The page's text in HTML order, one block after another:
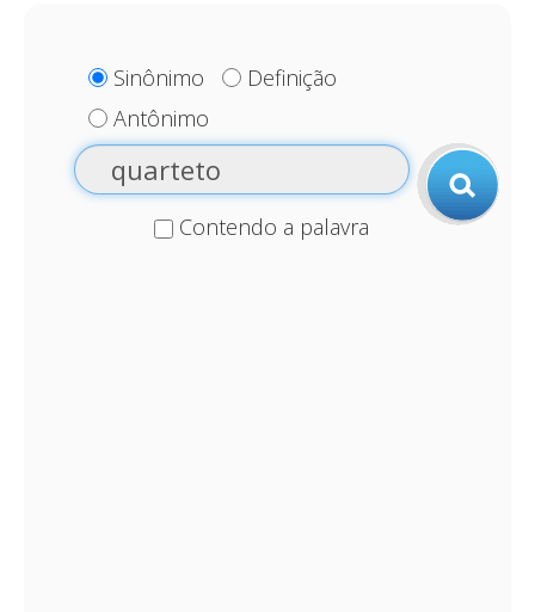
Sinônimo
Definição
Antônimo
Contendo a palavra